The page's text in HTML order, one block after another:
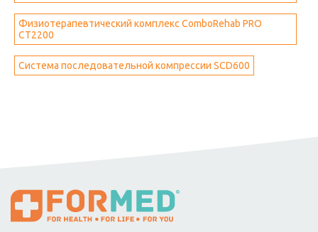
Физиотерапевтический комплекс ComboRehab PRO
CT2200
Система последовательной компрессии SCD600